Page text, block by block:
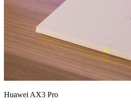
Huawei AX3 Pro